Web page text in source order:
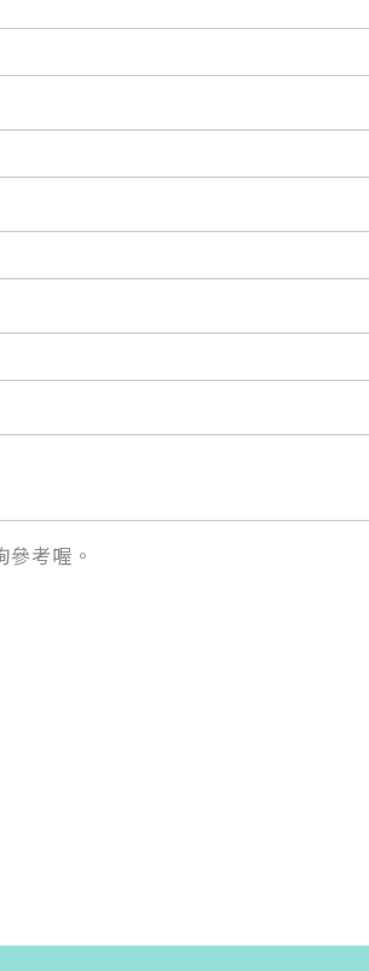
考喔。
元，於會員入會時繳納；常年會費1200
自律神經健康培訓暨發展協會